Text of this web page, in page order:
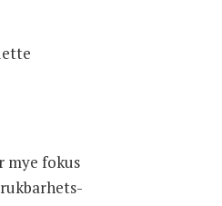
mye fokus